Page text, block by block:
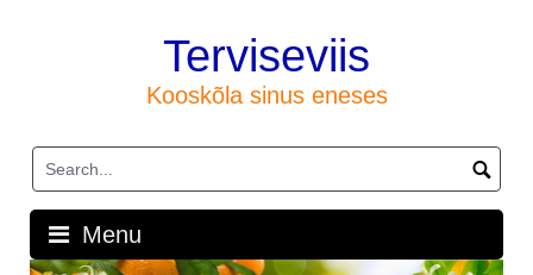
Terviseviis
Kooskõla sinus eneses
Menu